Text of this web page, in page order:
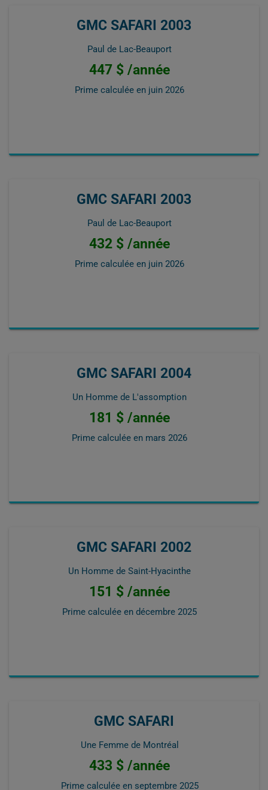
GMC SAFARI 2003
Paul de Lac-Beauport
447 $ /année
Prime calculée en juin 2026
GMC SAFARI 2003
Paul de Lac-Beauport
432 $ /année
Prime calculée en juin 2026
GMC SAFARI 2004
Un Homme de L'assomption
181 $ /année
Prime calculée en mars 2026
GMC SAFARI 2002
Un Homme de Saint-Hyacinthe
151 $ /année
Prime calculée en décembre 2025
GMC SAFARI
Une Femme de Montréal
433 $ /année
Prime calculée en septembre 2025